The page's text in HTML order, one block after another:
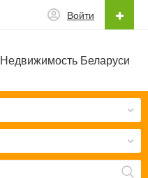
Недвижимость Беларуси
Войти